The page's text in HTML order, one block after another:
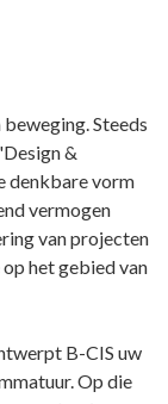
Steeds
&
denkbare vorm
vermogen
van projecten
het gebied van
B-CIS uw
Op die